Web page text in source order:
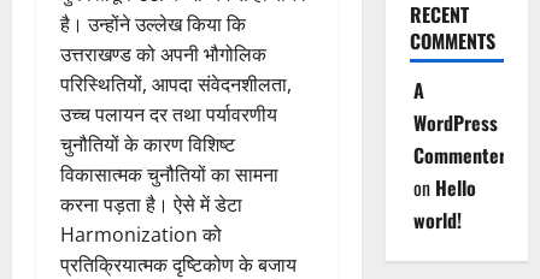
है। उन्होंने उल्लेख किया कि
उत्तराखण्ड को अपनी भौगोलिक
परिस्थितियों, आपदा संवेदनशीलता,
उच्च पलायन दर तथा पर्यावरणीय
चुनौतियों के कारण विशिष्ट
विकासात्मक चुनौतियों का सामना
करना पड़ता है। ऐसे में डेटा
Harmonization को
प्रतिक्रियात्मक दृष्टिकोण के बजाय
RECENT
COMMENTS
A
WordPress
Commenter
on Hello
world!